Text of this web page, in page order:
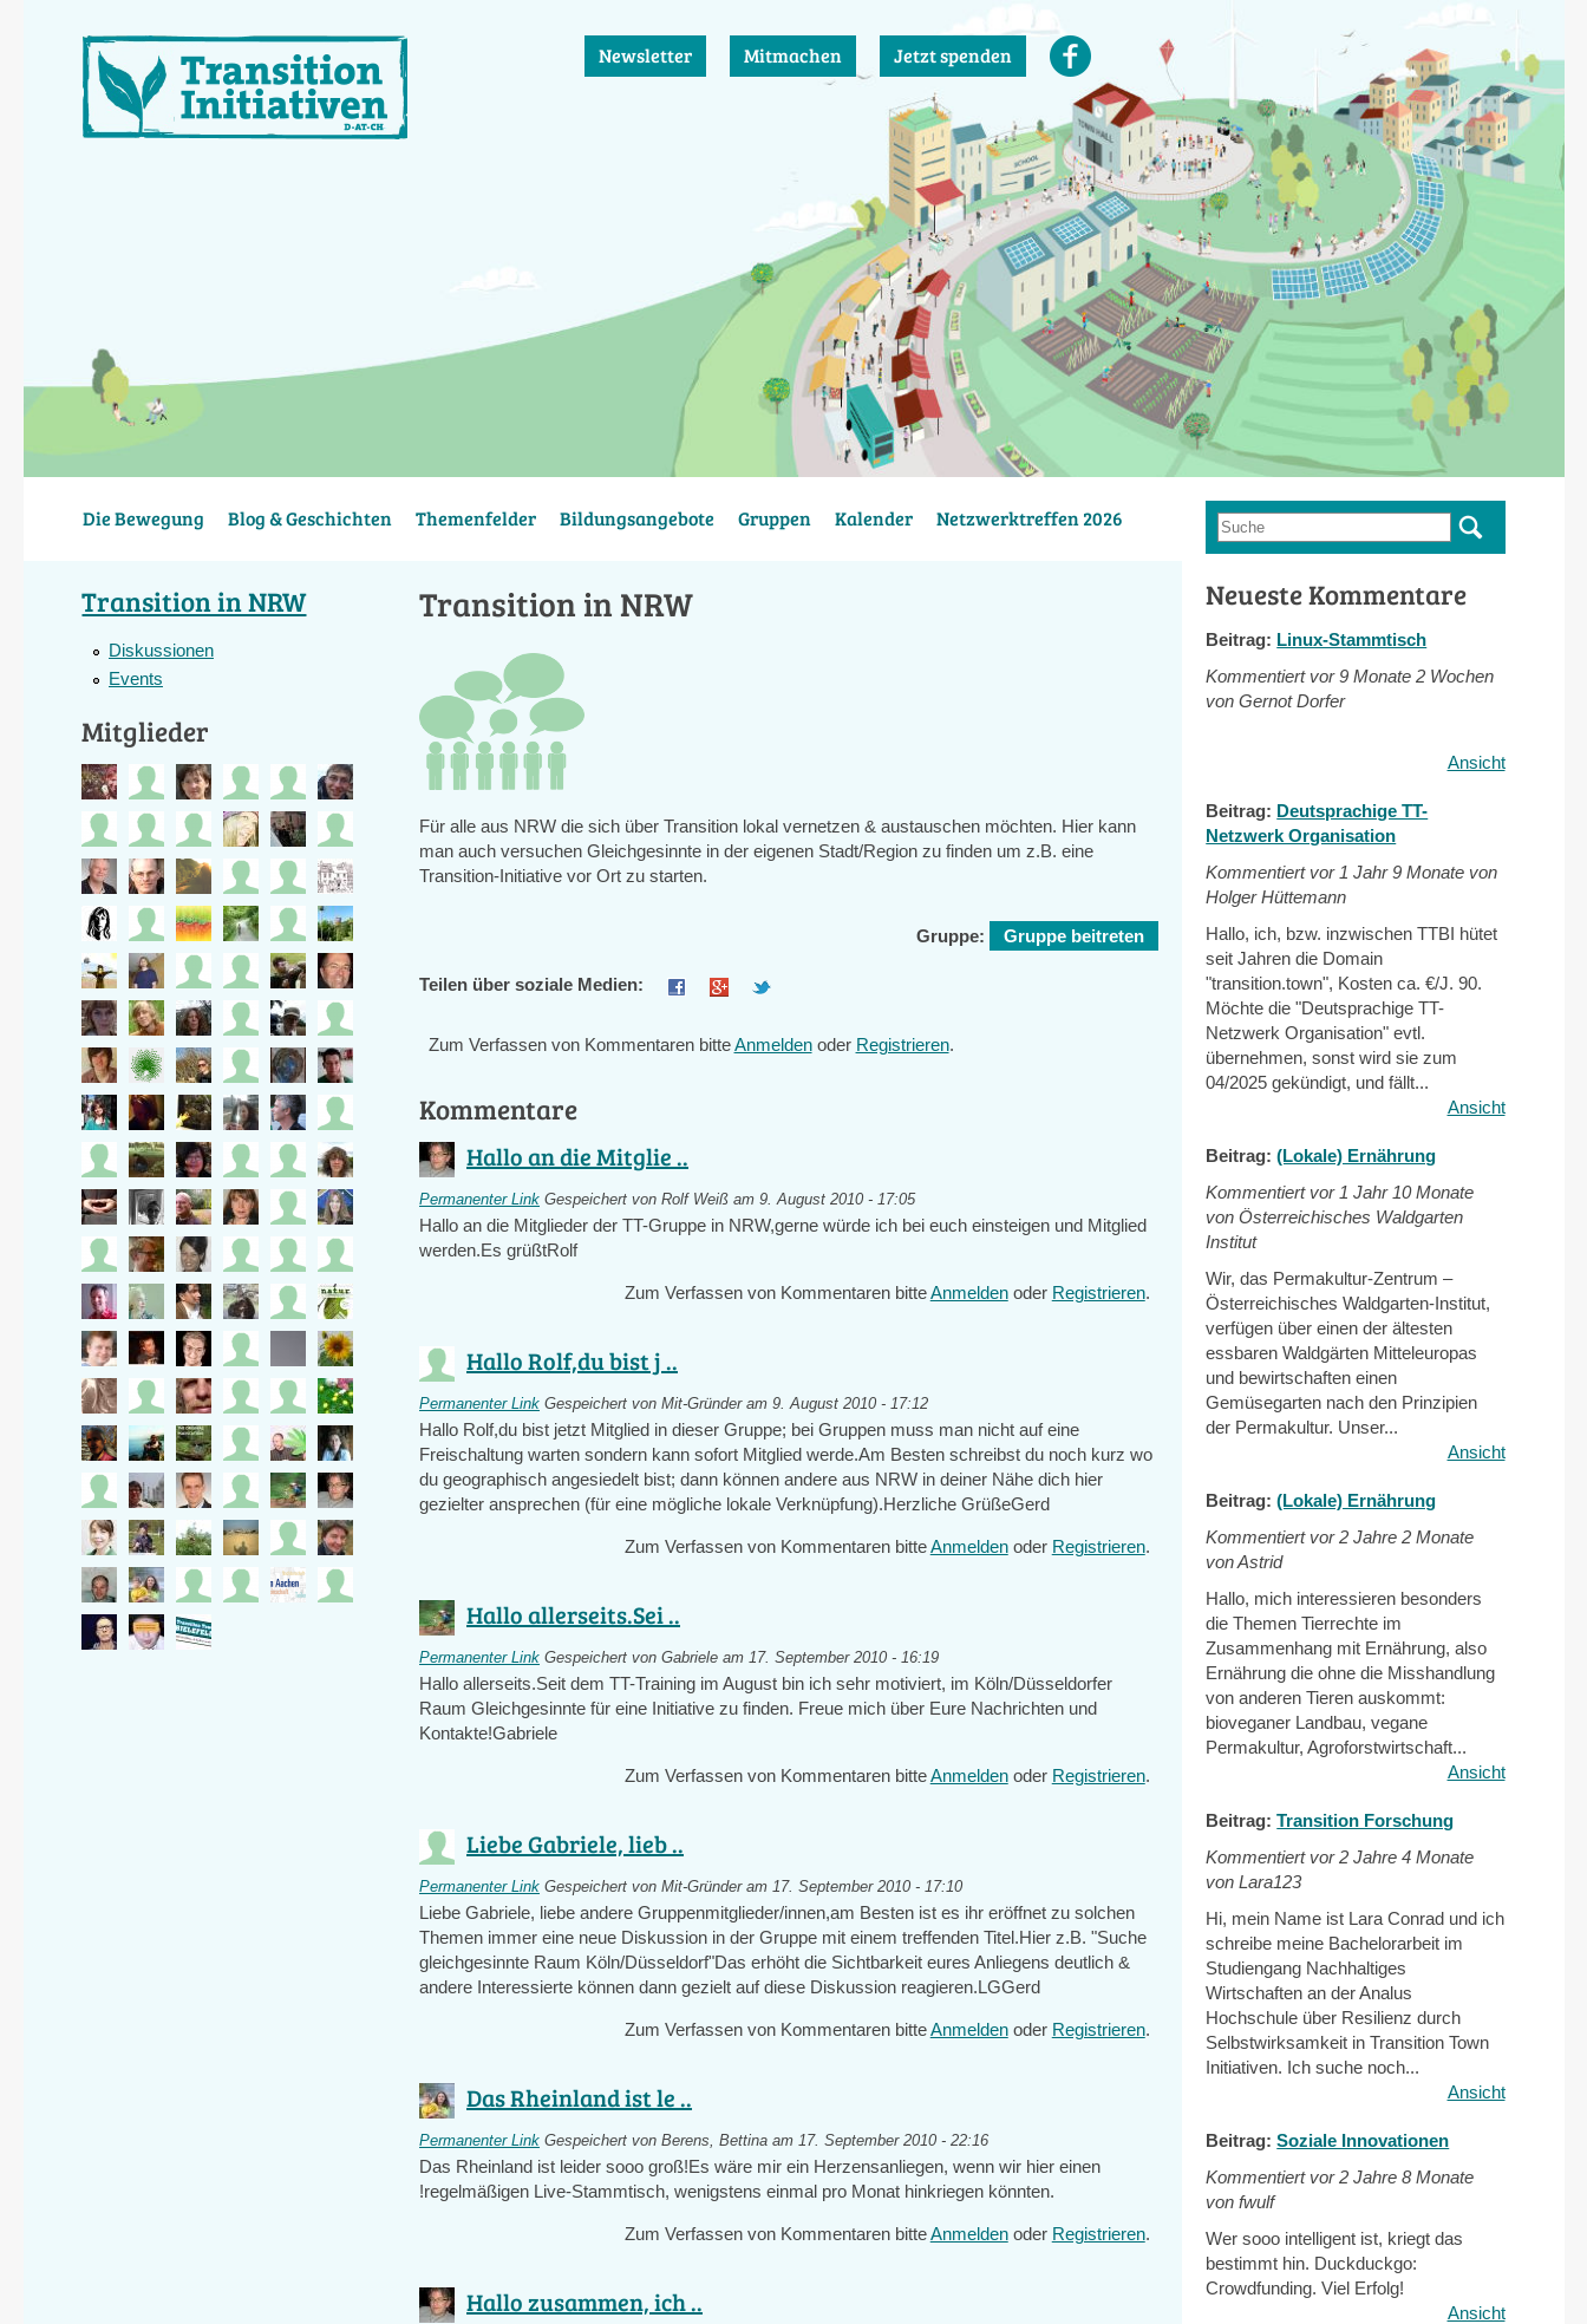
Newsletter Mitmachen Jetzt spenden
Die Bewegung Blog & Geschichten Themenfelder Bildungsangebote Gruppen Kalender Netzwerktreffen 2026
Transition in NRW
Für alle aus NRW die sich über Transition lokal vernetzen & austauschen möchten. Hier kann
man auch versuchen Gleichgesinnte in der eigenen Stadt/Region zu finden um z.B. eine
Transition-Initiative vor Ort zu starten.
Gruppe: Gruppe beitreten
Teilen über soziale Medien:
Zum Verfassen von Kommentaren bitteAnmeldenoder Registrieren.
Kommentare
Hallo an die Mitglie ..
Permanenter Link Gespeichert vonRolf Weiß am 9. August 2010 - 17:05
Hallo an die Mitglieder der TT-Gruppe in NRW,gerne würde ich bei euch einsteigen und Mitglied
werden.Es grüßtRolf
Zum Verfassen von Kommentaren bitteAnmeldenoder Registrieren.
Hallo Rolf,du bist j ..
Permanenter Link Gespeichert vonMit-Gründeram 9. August 2010 - 17:12
Hallo Rolf,du bist jetzt Mitglied in dieser Gruppe; bei Gruppen muss man nicht auf eine
Freischaltung warten sondern kann sofort Mitglied werde.Am Besten schreibst du noch kurz wo
du geographisch angesiedelt bist; dann können andere aus NRW in deiner Nähe dich hier
gezielter ansprechen (für eine mögliche lokale Verknüpfung).Herzliche GrüßeGerd
Zum Verfassen von Kommentaren bitteAnmeldenoder Registrieren.
Hallo allerseits.Sei ..
Permanenter Link Gespeichert vonGabriele am 17. September 2010 - 16:19
Hallo allerseits.Seit dem TT-Training im August bin ich sehr motiviert, im Köln/Düsseldorfer
Raum Gleichgesinnte für eine Initiative zu finden. Freue mich über Eure Nachrichten und
Kontakte!Gabriele
Zum Verfassen von Kommentaren bitteAnmeldenoder Registrieren.
Liebe Gabriele, lieb ..
Permanenter Link Gespeichert vonMit-Gründeram 17. September 2010 - 17:10
Liebe Gabriele, liebe andere Gruppenmitglieder/innen,am Besten ist es ihr eröffnet zu solchen
Themen immer eine neue Diskussion in der Gruppe mit einem treffenden Titel.Hier z.B. "Suche
gleichgesinnte Raum Köln/Düsseldorf"Das erhöht die Sichtbarkeit eures Anliegens deutlich &
andere Interessierte können dann gezielt auf diese Diskussion reagieren.LGGerd
Zum Verfassen von Kommentaren bitteAnmeldenoder Registrieren.
Das Rheinland ist le ..
Permanenter Link Gespeichert vonBerens, Bettina am 17. September 2010 - 22:16
Das Rheinland ist leider sooo groß!Es wäre mir ein Herzensanliegen, wenn wir hier einen
!regelmäßigen Live-Stammtisch, wenigstens einmal pro Monat hinkriegen könnten.
Zum Verfassen von Kommentaren bitteAnmeldenoder Registrieren.
Hallo zusammen, ich ..
Transition in NRW
Diskussionen
Events
Mitglieder
Suchformular
Suche
Neueste Kommentare
Beitrag: Linux-Stammtisch
Kommentiert vor9 Monate 2 Wochen
von Gernot Dorfer
Ansicht
Beitrag: Deutsprachige TT-
Netzwerk Organisation
Kommentiert vor 1 Jahr 9 Monate von
Holger Hüttemann
Hallo, ich, bzw. inzwischen TTBI hütet
seit Jahren die Domain
"transition.town", Kosten ca. €/J. 90.
Möchte die "Deutsprachige TT-
Netzwerk Organisation" evtl.
übernehmen, sonst wird sie zum
04/2025 gekündigt, und fällt...
Ansicht
Beitrag:(Lokale) Ernährung
Kommentiert vor 1 Jahr 10 Monate
von Österreichisches Waldgarten
Institut
Wir, das Permakultur-Zentrum –
Österreichisches Waldgarten-Institut,
verfügen über einen der ältesten
essbaren Waldgärten Mitteleuropas
und bewirtschaften einen
Gemüsegarten nach den Prinzipien
der Permakultur. Unser...
Ansicht
Beitrag:(Lokale) Ernährung
Kommentiert vor2 Jahre 2 Monate
von Astrid
Hallo, mich interessieren besonders
die Themen Tierrechte im
Zusammenhang mit Ernährung, also
Ernährung die ohne die Misshandlung
von anderen Tieren auskommt:
bioveganer Landbau, vegane
Permakultur, Agroforstwirtschaft...
Ansicht
Beitrag:Transition Forschung
Kommentiert vor2 Jahre 4 Monate
von Lara123
Hi, mein Name ist Lara Conrad und ich
schreibe meine Bachelorarbeit im
Studiengang Nachhaltiges
Wirtschaften an der Analus
Hochschule über Resilienz durch
Selbstwirksamkeit in Transition Town
Initiativen. Ich suche noch...
Ansicht
Beitrag:Soziale Innovationen
Kommentiert vor2 Jahre 8 Monate
von fwulf
Wer sooo intelligent ist, kriegt das
bestimmt hin. Duckduckgo:
Crowdfunding. Viel Erfolg!
Ansicht